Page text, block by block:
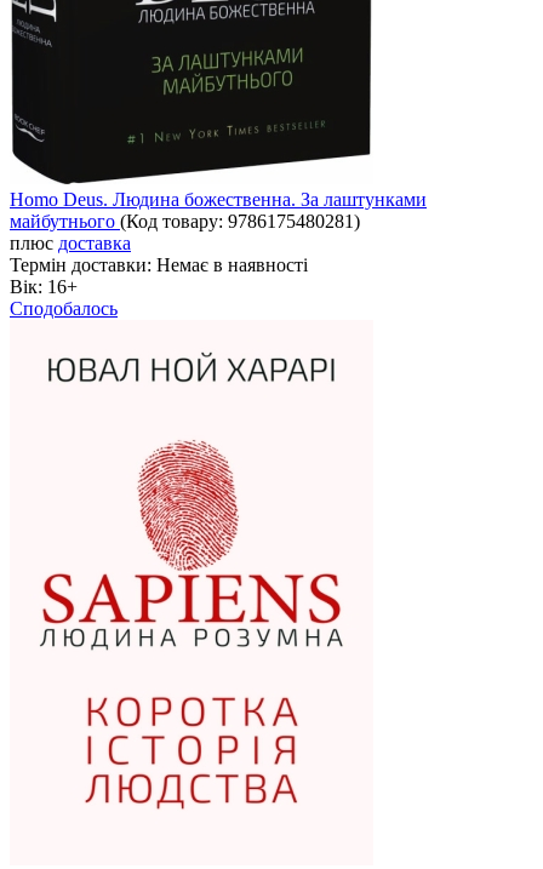
Homo Deus. Людина божественна. За лаштунками
майбутнього (Код товару: 9786175480281)
плюс доставка
Термін доставки: Немає в наявності
Вік: 16+
Сподобалось